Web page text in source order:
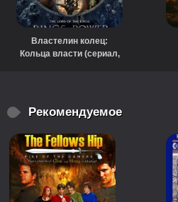
Властелин колец:
Кольца власти (сериал,
Рекомендуемое